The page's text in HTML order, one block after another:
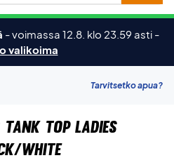
-voimassa 12.8. klo 23.59 asti -
valikoima
Tarvitsetko apua?
Top Ladies
White